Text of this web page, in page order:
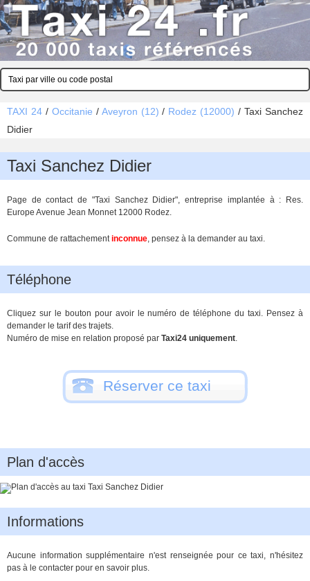
TAXI 24/ Occitanie / Aveyron (12) / Rodez (12000) /Taxi Sanchez
Didier
Taxi Sanchez Didier
Page de contact de "Taxi Sanchez Didier", entreprise implantée à : Res.
Europe Avenue Jean Monnet 12000 Rodez.
Commune de rattachementinconnue, pensez à la demander au taxi.
Téléphone
Cliquez sur le bouton pour avoir le numéro de téléphone du taxi. Pensez à
demander le tarif des trajets.
Numéro de mise en relation proposé par Taxi24 uniquement.
Réserver ce taxi
Plan d'accès
Informations
Aucune information supplémentaire n'est renseignée pour ce taxi, n'hésitez
pas à le contacter pour en savoir plus.